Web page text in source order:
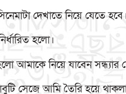
দেখাতে নিয়ে যেতে হবে।
হলো।
আমাকে নিয়ে যাবেন সন্ধ্যার
সেজে আমি তৈরি হয়ে